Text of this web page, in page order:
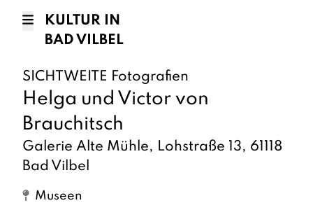
KULTUR IN
BAD VILBEL
SICHTWEITE Fotografien
Helga und Victor von
Brauchitsch
Galerie Alte Mühle, Lohstraße 13, 61118
Bad Vilbel
Museen